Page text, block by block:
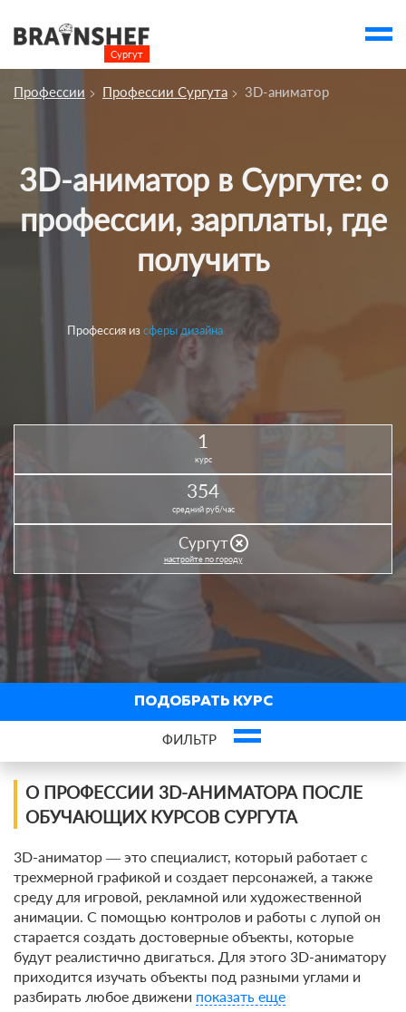
Сургут
Курсы Сургута
Компании
Профессии Профессии Сургута 3D-аниматор
3D-аниматор в Сургуте: о
профессии, зарплаты, где
получить
Профессия изсферы дизайна
1
курс
354
средний руб/час
Сургутhighlight_off
настройте по городу
О ПРОФЕССИИ 3D-АНИМАТОРА ПОСЛЕ
ОБУЧАЮЩИХ КУРСОВ СУРГУТА
3D-аниматор — это специалист, который работает с
трехмерной графикой и создает персонажей, а также
среду для игровой, рекламной или художественной
анимации. С помощью контролов и работы с лупой он
старается создать достоверные объекты, которые
будут реалистично двигаться. Для этого 3D-аниматору
приходится изучать объекты под разными углами и
разбирать любое движени показать еще
ПОДОБРАТЬ КУРС
ФИЛЬТР
Фильтр курсов по профессии
По виду
По форме обучения
По кол-ву учеников